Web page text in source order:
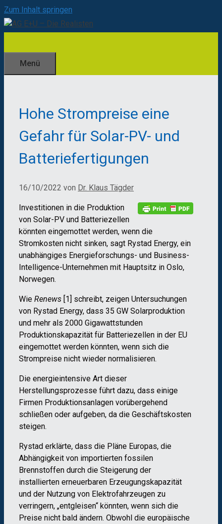
Zum Inhalt springen
Menü
Hohe Strompreise eine
Gefahr für Solar-PV- und
Batteriefertigungen
16/10/2022 von Dr. Klaus Tägder
Investitionen in die Produktion
von Solar-PV und Batteriezellen
könnten eingemottet werden, wenn die
Stromkosten nicht sinken, sagt Rystad Energy, ein
unabhängiges Energieforschungs- und Business-
Intelligence-Unternehmen mit Hauptsitz in Oslo,
Norwegen.
Wie Renews [1] schreibt, zeigen Untersuchungen
von Rystad Energy, dass 35 GW Solarproduktion
und mehr als 2000 Gigawattstunden
Produktionskapazität für Batteriezellen in der EU
eingemottet werden könnten, wenn sich die
Strompreise nicht wieder normalisieren.
Die energieintensive Art dieser
Herstellungsprozesse führt dazu, dass einige
Firmen Produktionsanlagen vorübergehend
schließen oder aufgeben, da die Geschäftskosten
steigen.
Rystad erklärte, dass die Pläne Europas, die
Abhängigkeit von importierten fossilen
Brennstoffen durch die Steigerung der
installierten erneuerbaren Erzeugungskapazität
und der Nutzung von Elektrofahrzeugen zu
verringern, „entgleisen“ könnten, wenn sich die
Preise nicht bald ändern. Obwohl die europäische